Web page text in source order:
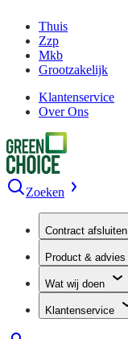
Thuis
Zzp
Mkb
Grootzakelijk
Klantenservice
Over Ons
Zoeken
Contract afsluiten
Product & advies
Wat wij doen
Klantenservice